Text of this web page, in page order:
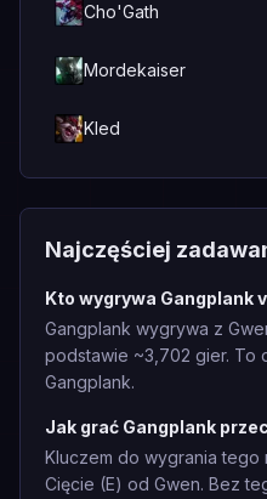
Cho'Gath
Mordekaiser
Kled
Najczęściej
Kto wygrywa Gangplank
Gangplank wygrywa z
podstawie ~3,702 gier. To
Gangplank.
Jak grać Gangplank
Kluczem do wygrania tego
Cięcie (E) od Gwen. Bez